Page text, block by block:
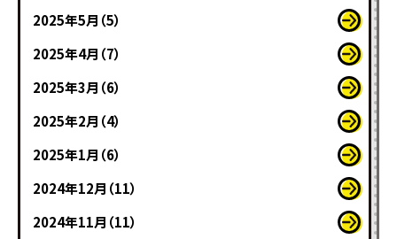
2025年5月（5）
2025年4月（7）
2025年3月（6）
2025年2月（4）
2025年1月（6）
2024年12月（11）
2024年11月（11）